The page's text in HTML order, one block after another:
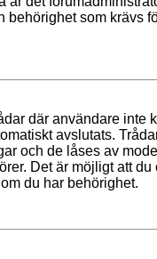
behörighet som krävs
där användare inte
avslutats.
och de låses av
Det är möjligt att du
du har behörighet.